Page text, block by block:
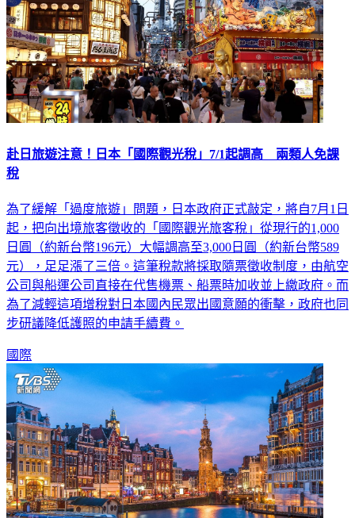
赴日旅遊注意！日本「國際觀光稅」7/1起調高 兩類人免課
稅
為了緩解「過度旅遊」問題，日本政府正式敲定，將自7月1日
起，把向出境旅客徵收的「國際觀光旅客稅」從現行的1,000
日圓（約新台幣196元）大幅調高至3,000日圓（約新台幣589
元），足足漲了三倍。這筆稅款將採取隨票徵收制度，由航空
公司與船運公司直接在代售機票、船票時加收並上繳政府。而
為了減輕這項增稅對日本國內民眾出國意願的衝擊，政府也同
步研議降低護照的申請手續費。
國際